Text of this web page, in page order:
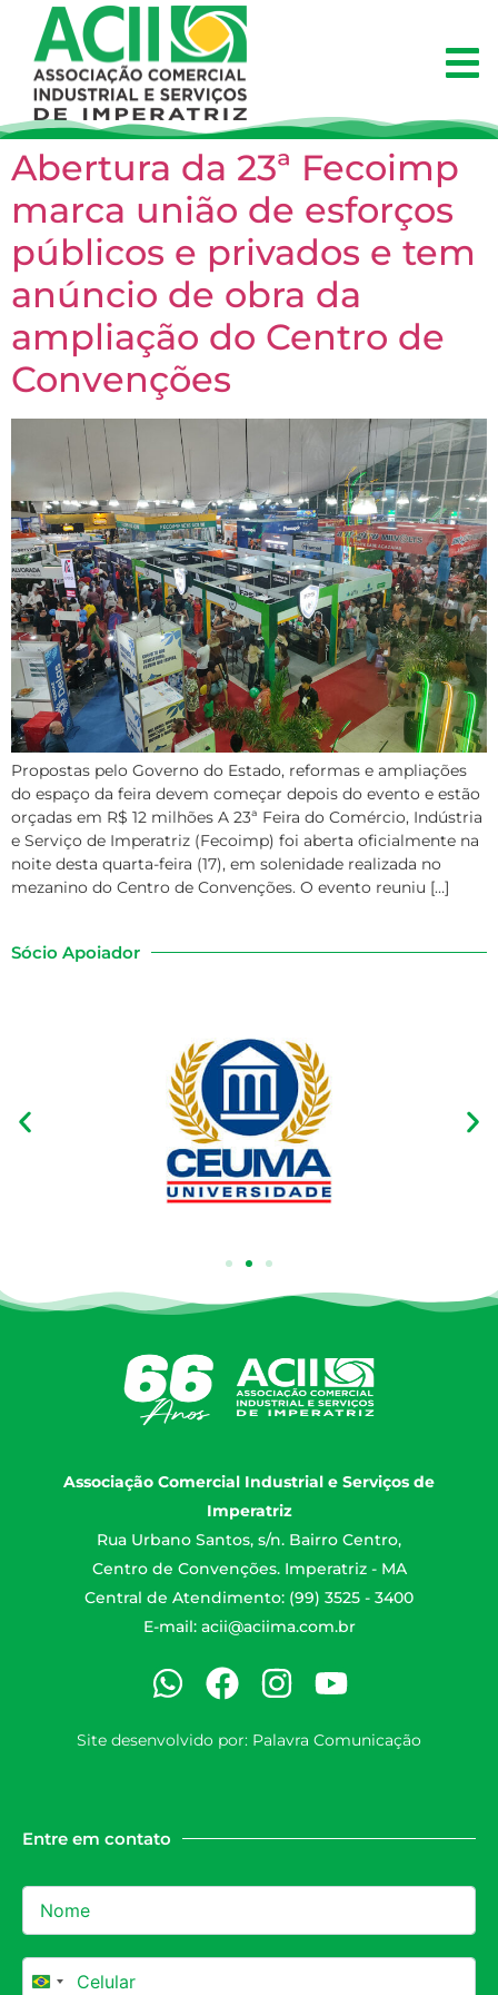
Abertura da 23ª Fecoimp
marca união de esforços
públicos e privados e tem
anúncio de obra da
ampliação do Centro de
Convenções
Propostas pelo Governo do Estado, reformas e ampliações
do espaço da feira devem começar depois do evento e estão
orçadas em R$ 12 milhões A 23ª Feira do Comércio, Indústria
e Serviço de Imperatriz (Fecoimp) foi aberta oficialmente na
noite desta quarta-feira (17), em solenidade realizada no
mezanino do Centro de Convenções. O evento reuniu […]
Sócio Apoiador
Associação Comercial Industrial e Serviços de
Imperatriz
Rua Urbano Santos, s/n. Bairro Centro,
Centro de Convenções. Imperatriz - MA
Central de Atendimento: (99) 3525 - 3400
E-mail: acii@aciima.com.br
Site desenvolvido por: Palavra Comunicação
Entre em contato
Brazil +55